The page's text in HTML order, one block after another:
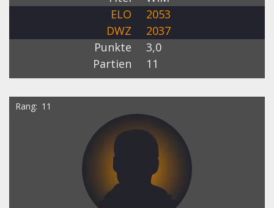
ELO
2053
DWZ
2037
Punkte
3,0
Partien
11
Rang 11